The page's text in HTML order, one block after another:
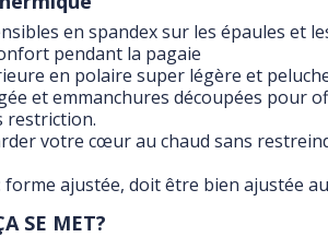
en spandex sur les épaules et
pendant la pagaie
en polaire super légère et
et emmanchures découpées pour
restriction.
votre cœur au chaud sans
forme ajustée, doit être bien ajustée
SE MET?